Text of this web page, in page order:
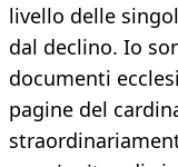
livello delle
dal declino. Io
documenti
pagine del